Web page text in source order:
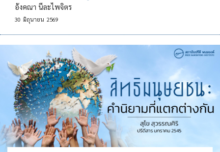
อังคณา นีละไพจิตร
30 มิถุนายน 2569